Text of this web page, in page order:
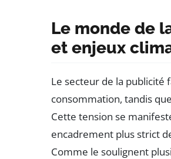
Le monde de
et enjeux
Le secteur de la publicité
consommation, tandis
Cette tension se
encadrement plus strict
Comme le soulignent